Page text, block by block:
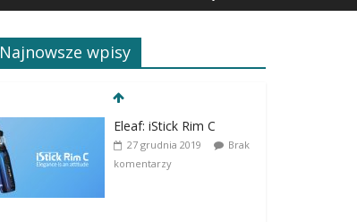
Najnowsze wpisy
Eleaf: iStick Rim C
27 grudnia 2019
Brak
komentarzy